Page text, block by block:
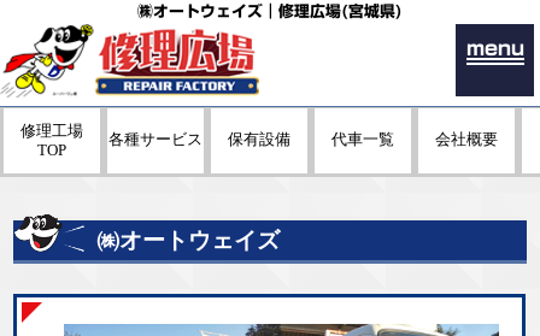
㈱オートウェイズ｜修理広場(宮城県)
menu
修理工場
TOP
各種サービス 保有設備 代車一覧 会社概要
㈱オートウェイズ